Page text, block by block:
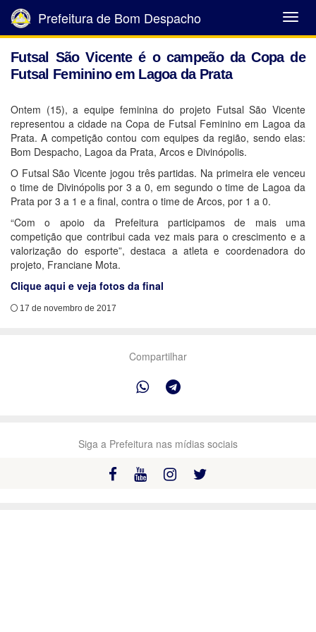
Abrir
Menu
Prefeitura de Bom Despacho
Futsal São Vicente é o campeão da Copa de
Futsal Feminino em Lagoa da Prata
Ontem (15), a equipe feminina do projeto Futsal São Vicente
representou a cidade na Copa de Futsal Feminino em Lagoa da
Prata. A competição contou com equipes da região, sendo elas:
Bom Despacho, Lagoa da Prata, Arcos e Divinópolis.
O Futsal São Vicente jogou três partidas. Na primeira ele venceu
o time de Divinópolis por 3 a 0, em segundo o time de Lagoa da
Prata por 3 a 1 e a final, contra o time de Arcos, por 1 a 0.
“Com o apoio da Prefeitura participamos de mais uma
competição que contribui cada vez mais para o crescimento e a
valorização do esporte”, destaca a atleta e coordenadora do
projeto, Franciane Mota.
Clique aqui e veja fotos da final
17 de novembro de 2017
Compartilhar
Siga a Prefeitura nas mídias sociais